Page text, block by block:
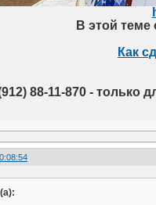
В этой
Как
88-11-870 - только